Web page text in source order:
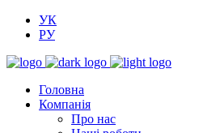
УК
РУ
Головна
Компанія
Про нас